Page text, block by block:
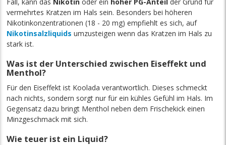
vermehrtes Kratzen im Hals sein. Besonders bei höheren
Nikotinkonzentrationen (18 - 20 mg) empfiehlt es sich, auf
Nikotinsalzliquids umzusteigen wenn das Kratzen im Hals zu
stark ist.
Was ist der Unterschied zwischen Eiseffekt und
Menthol?
Für den Eiseffekt ist Koolada verantwortlich. Dieses schmeckt
nach nichts, sondern sorgt nur für ein kühles Gefühl im Hals. Im
Gegensatz dazu bringt Menthol neben dem Frischekick einen
Minzgeschmack mit sich.
Wie teuer ist ein Liquid?